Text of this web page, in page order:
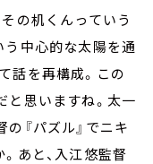
の机くんっていう
う中心的な太陽を通
話を再構成。この
と思いますね。太一
『パズル』でニキ
あと、入江悠監督